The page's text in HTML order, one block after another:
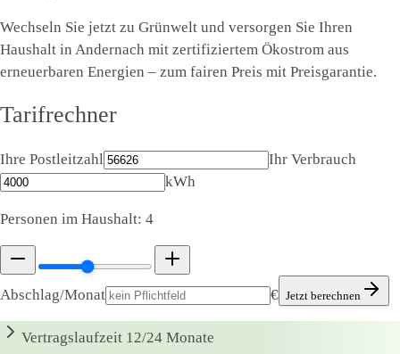
Wechseln Sie jetzt zu Grünwelt und versorgen Sie Ihren
Haushalt in Andernach mit zertifiziertem Ökostrom aus
erneuerbaren Energien – zum fairen Preis mit Preisgarantie.
Tarifrechner
Ihre Postleitzahl
Ihr Verbrauch
kWh
Personen im Haushalt: 4
Abschlag/Monat € Jetzt berechnen
Vertragslaufzeit 12/24 Monate